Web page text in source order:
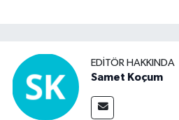
EDITÖR HAKKINDA
Samet Koçum